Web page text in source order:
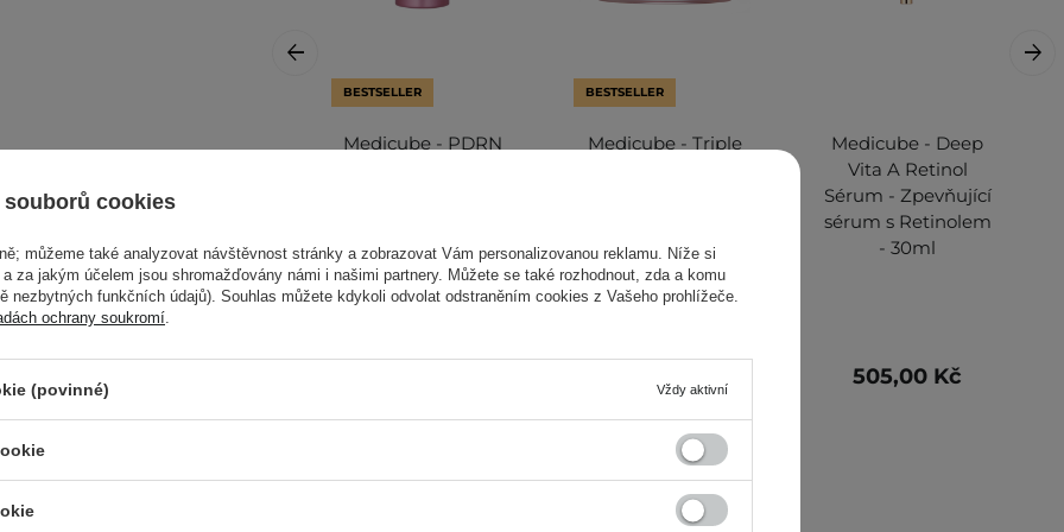
pleti a kosmetické
a otočte tlačítkem proti
vyčištěný, osušený a
pleti konečky prstů. Po
hodinových ručiček.
BESTSELLER
Medicube - PDRN
mikrojehličkami -
30¨ml
BESTSELLER
Medicube - Triple
551,00 Kč
Medicube - Deep
Vita A Retinol
Sérum - Zpevňující
sérum s Retinolem
- 30ml
505,00 Kč
cookies
můžeme také analyzovat návštěvnost stránky a zobrazovat Vám personalizovanou reklamu. Níže si
za jakým účelem jsou shromažďovány námi i našimi partnery. Můžete se také rozhodnout, zda a komu
nezbytných funkčních údajů). Souhlas můžete kdykoli odvolat odstraněním cookies z Vašeho prohlížeče.
ochrany soukromí
(povinné) Vždy aktivní